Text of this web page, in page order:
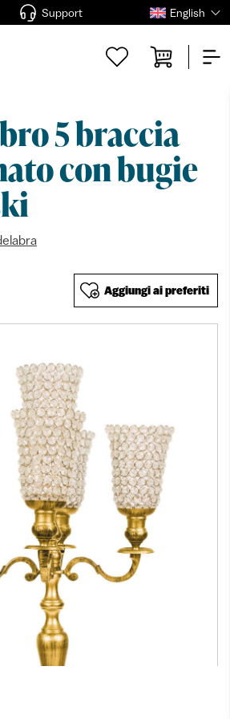
Support English
5 braccia
con bugie
Aggiungi ai preferiti